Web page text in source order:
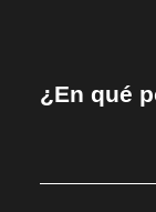
¿En qué